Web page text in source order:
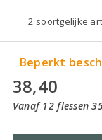
2 soortgelijke
Beperkt
38,40
Vanaf 12 flessen